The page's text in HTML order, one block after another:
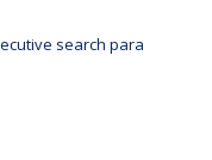
search para